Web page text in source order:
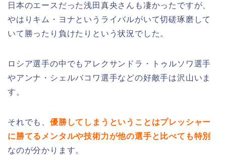
日本のエースだった浅田真央さんも凄かったですが、
やはりキム・ヨナというライバルがいて切磋琢磨して
いて勝ったり負けたりという状況でした。
ロシア選手の中でもアレクサンドラ・トゥルソワ選手
やアンナ・シェルバコワ選手などの好敵手は沢山いま
す。
それでも、 優勝してしまうということはプレッシャー
に勝てるメンタルや技術力が他の選手と比べても特別
なのが分かります。